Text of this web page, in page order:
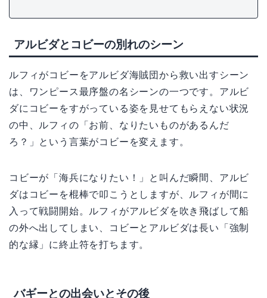
アルビダとコビーの別れのシーン
ルフィがコビーをアルビダ海賊団から救い出すシーン
は、ワンピース最序盤の名シーンの一つです。アルビ
ダにコビーをすがっている姿を見せてもらえない状況
の中、ルフィの「お前、なりたいものがあるんだ
ろ？」という言葉がコビーを変えます。
コビーが「海兵になりたい！」と叫んだ瞬間、アルビ
ダはコビーを棍棒で叩こうとしますが、ルフィが間に
入って戦闘開始。ルフィがアルビダを吹き飛ばして船
の外へ出してしまい、コビーとアルビダは長い「強制
的な縁」に終止符を打ちます。
バギーとの出会いとその後